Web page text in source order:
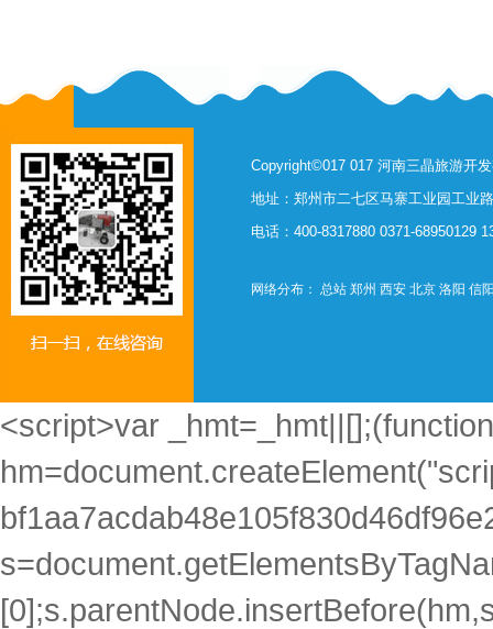
Copyright©017 017 河南三晶旅游开
地址：郑州市二七区马寨工业园工业
电话：400-8317880 0371-68950129
网络分布： 总站 郑州 西安 北京 洛阳 信
<script>var